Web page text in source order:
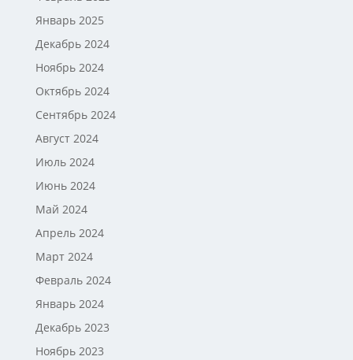
Январь 2025
Декабрь 2024
Ноябрь 2024
Октябрь 2024
Сентябрь 2024
Август 2024
Июль 2024
Июнь 2024
Май 2024
Апрель 2024
Март 2024
Февраль 2024
Январь 2024
Декабрь 2023
Ноябрь 2023